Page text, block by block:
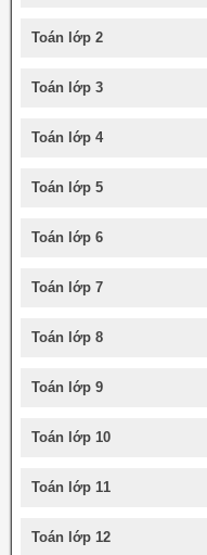
Toán lớp 2
Toán lớp 3
Toán lớp 4
Toán lớp 5
Toán lớp 6
Toán lớp 7
Toán lớp 8
Toán lớp 9
Toán lớp 10
Toán lớp 11
Toán lớp 12